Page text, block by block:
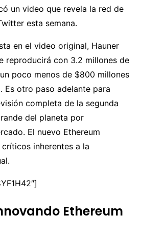
un video que revela la red de
esta semana.
en el video original, Hauner
reproducirá con 3.2 millones de
poco menos de $800 millones
Es otro paso adelante para
completa de la segunda
del planeta por
El nuevo Ethereum
inherentes a la
Ethereum